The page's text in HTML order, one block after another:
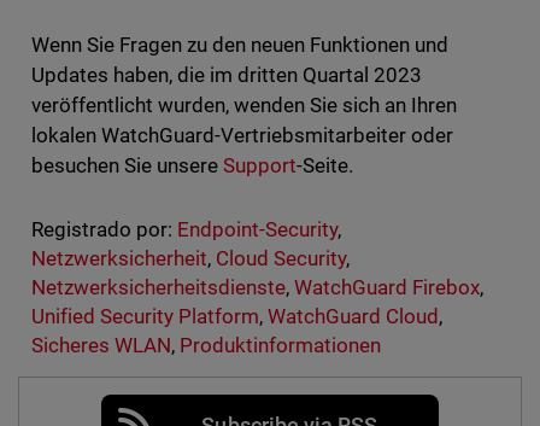
Wenn Sie Fragen zu den neuen Funktionen und
Updates haben, die im dritten Quartal 2023
veröffentlicht wurden, wenden Sie sich an Ihren
lokalen WatchGuard-Vertriebsmitarbeiter oder
besuchen Sie unsere Support-Seite.
Registrado por: Endpoint-Security,
Netzwerksicherheit, Cloud Security,
Netzwerksicherheitsdienste, WatchGuard Firebox,
Unified Security Platform, WatchGuard Cloud,
Sicheres WLAN, Produktinformationen